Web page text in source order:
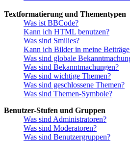
Textformatierung und Thementypen
Was ist BBCode?
Kann ich HTML benutzen?
Was sind Smilies?
Kann ich Bilder in meine
Was sind globale
Was sind Bekanntmachungen?
Was sind wichtige Themen?
Was sind geschlossene Themen?
Was sind Themen-Symbole?
Benutzer-Stufen und Gruppen
Was sind Administratoren?
Was sind Moderatoren?
Was sind Benutzergruppen?